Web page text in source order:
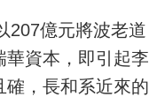
207億元將波老道
資本，即引起李
，長和系近來的